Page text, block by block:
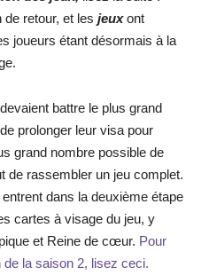
de retour, et les jeuxont
joueurs étant désormais à la
battre le plus grand
prolonger leur visa pour
grand nombre possible de
de rassembler un jeu complet.
dans la deuxième étape
cartes à visage du jeu, y
et Reine de cœur. Pour
de la saison 2, lisez ceci.